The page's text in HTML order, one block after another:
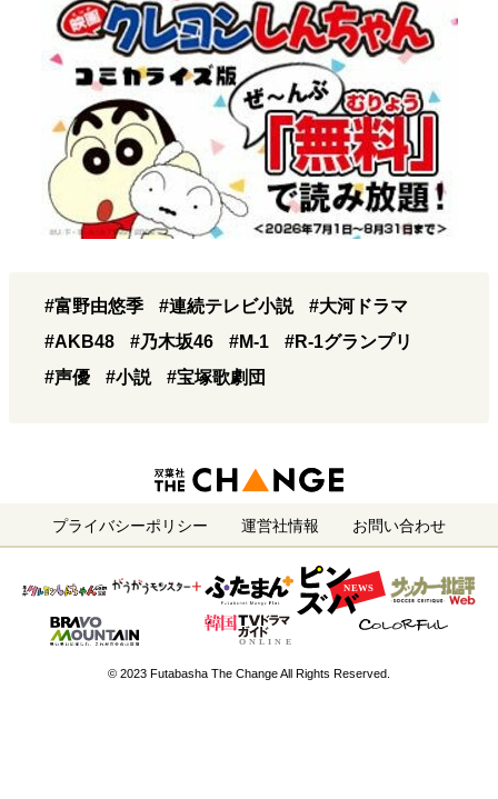
#富野由悠季 #連続テレビ小説
#大河ドラマ
#AKB48
#乃木坂46 #M-1
#R-1グランプリ
#声優
#小説 #宝塚歌劇団
プライバシーポリシー 運営社情報 お問い合わせ
© 2023 Futabasha The Change All Rights Reserved.